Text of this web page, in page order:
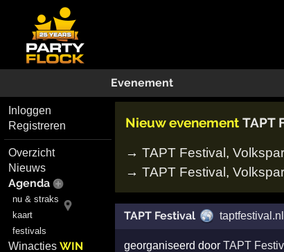
Evenement
Inloggen
Registreren
Overzicht
Nieuws
Agenda
nu & straks
kaart
festivals
WinactiesWIN
Nieuw evenement TAPT
→TAPT Festival ,
→TAPT Festival ,
TAPT Festival taptfestival.nl
georganiseerd door TAPT